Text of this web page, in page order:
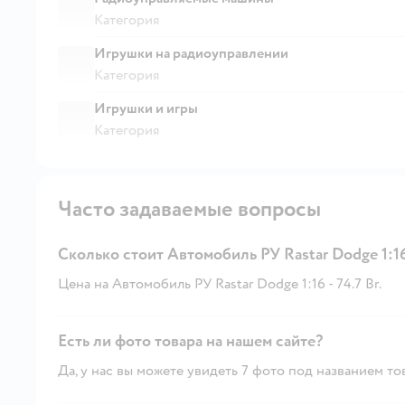
Категория
Игрушки на радиоуправлении
Категория
Игрушки и игры
Категория
Часто задаваемые вопросы
Сколько стоит Автомобиль РУ Rastar Dodge
Цена на Автомобиль РУ Rastar Dodge 1:16 - 74.7 Br.
Есть ли фото товара на нашем сайте?
Да, у нас вы можете увидеть 7 фото под названием